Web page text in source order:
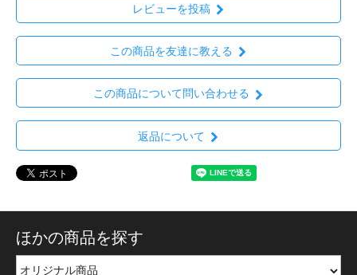
レビューを投稿
この商品を友達に教える
この商品について問い合わせる
返品について
ほかの商品を探す